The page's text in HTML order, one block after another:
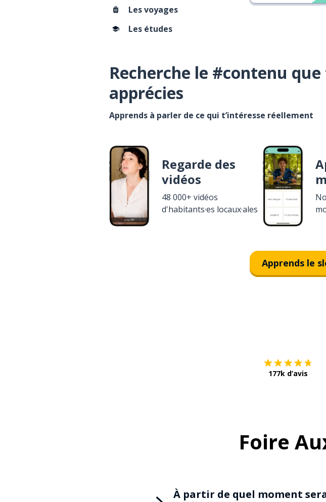
Les voyages
Les études
Recherche le #contenu
apprécies
Apprends à parler de ce qui t’intéresse réellement
Regarde des
vidéos
48 000+ vidéos
d'habitants·es locaux·ales
Apprends le
177k d’avis
Foire
À partir de quel moment